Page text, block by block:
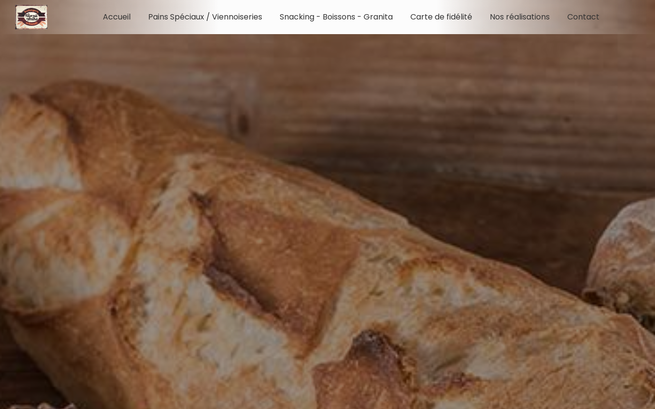
Accueil Pains Spéciaux / Viennoiseries Snacking - Boissons - Granita Carte de fidélité Nos réalisations Contact
Panneau de gestion des cookies